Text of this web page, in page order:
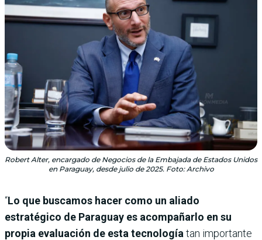
Robert Alter, encargado de Negocios de la Embajada de Estados Unidos
en Paraguay, desde julio de 2025. Foto: Archivo
“Lo que buscamos hacer como un aliado
estratégico de Paraguay es acompañarlo en su
propia evaluación de esta tecnología tan importante